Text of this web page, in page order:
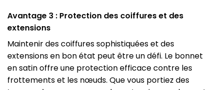
Avantage 3 : Protection des coiffures et des
extensions
Maintenir des coiffures sophistiquées et des
extensions en bon état peut être un défi. Le bonnet
en satin offre une protection efficace contre les
frottements et les nœuds. Que vous portiez des